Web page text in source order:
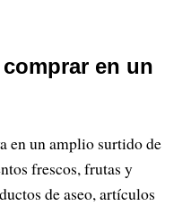
en un
en un amplio surtido de
frescos, frutas y
de aseo, artículos